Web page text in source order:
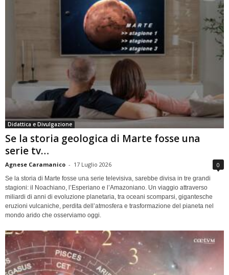
Didattica e Divulgazione
Se la storia geologica di Marte fosse una
serie tv…
Agnese Caramanico - 17 Luglio 2026 0
Se la storia di Marte fosse una serie televisiva, sarebbe divisa in tre grandi
stagioni: il Noachiano, l’Esperiano e l’Amazoniano. Un viaggio attraverso
miliardi di anni di evoluzione planetaria, tra oceani scomparsi, gigantesche
eruzioni vulcaniche, perdita dell’atmosfera e trasformazione del pianeta nel
mondo arido che osserviamo oggi.